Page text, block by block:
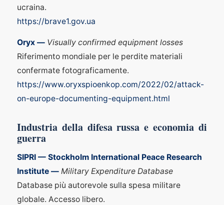
ucraina.
https://brave1.gov.ua
Oryx — Visually confirmed equipment losses
Riferimento mondiale per le perdite materiali
confermate fotograficamente.
https://www.oryxspioenkop.com/2022/02/attack-
on-europe-documenting-equipment.html
Industria della difesa russa e economia di
guerra
SIPRI — Stockholm International Peace Research
Institute — Military Expenditure Database
Database più autorevole sulla spesa militare
globale. Accesso libero.